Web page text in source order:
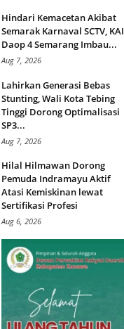
Hindari Kemacetan Akibat
Semarak Karnaval SCTV, KAI
Daop 4 Semarang Imbau...
Aug 7, 2026
Lahirkan Generasi Bebas
Stunting, Wali Kota Tebing
Tinggi Dorong Optimalisasi
SP3...
Aug 7, 2026
Hilal Hilmawan Dorong
Pemuda Indramayu Aktif
Atasi Kemiskinan lewat
Sertifikasi Profesi
Aug 6, 2026